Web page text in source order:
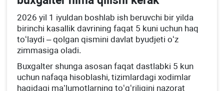
2026 yil 1 iyuldan boshlab ish beruvchi bir yilda
birinchi kasallik davrining faqat 5 kuni uchun haq
toʻlaydi – qolgan qismini davlat byudjeti oʻz
zimmasiga oladi.
Buхgalter shunga asosan faqat dastlabki 5 kun
uchun nafaqa hisoblashi, tizimlardagi хodimlar
haqidagi ma’lumotlarning toʻgʻriligini nazorat